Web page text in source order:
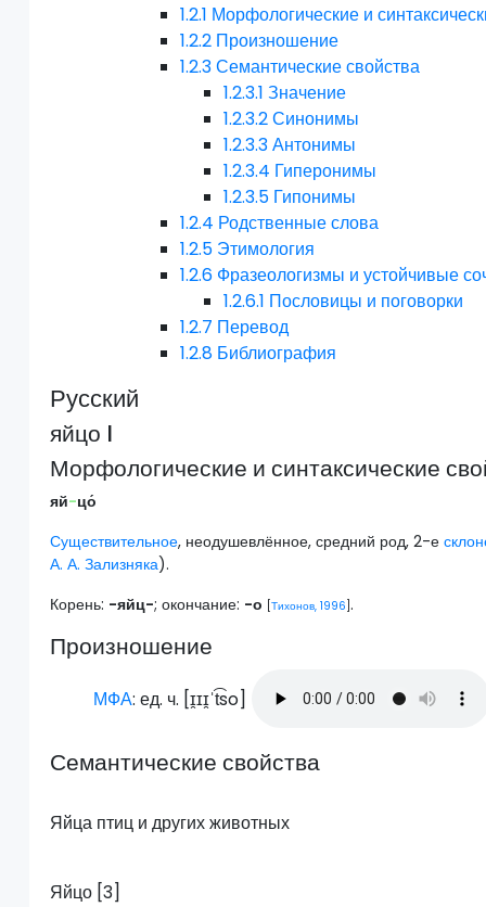
1.2.1 Морфологические и
1.2.2 Произношение
1.2.3Семантические свойства
1.2.3.1 Значение
1.2.3.2Синонимы
1.2.3.3Антонимы
1.2.3.4 Гиперонимы
1.2.3.5 Гипонимы
1.2.4 Родственные слова
1.2.5 Этимология
1.2.6 Фразеологизмы и устойчивые
1.2.6.1 Пословицы и поговорки
1.2.7 Перевод
1.2.8 Библиография
Русский
яйцо I
Морфологические и синтаксические
яй-цо́
Существительное, неодушевлённое, средний род, 2-е
А. А. Зализняка).
Корень: -яйц-; окончание: -о [Тихонов, 1996 ].
Произношение
МФА: ед. ч. [ɪ̯ɪɪ̯ˈt͡so]
Семантические свойства
Яйца птиц и других животных
Яйцо [3]